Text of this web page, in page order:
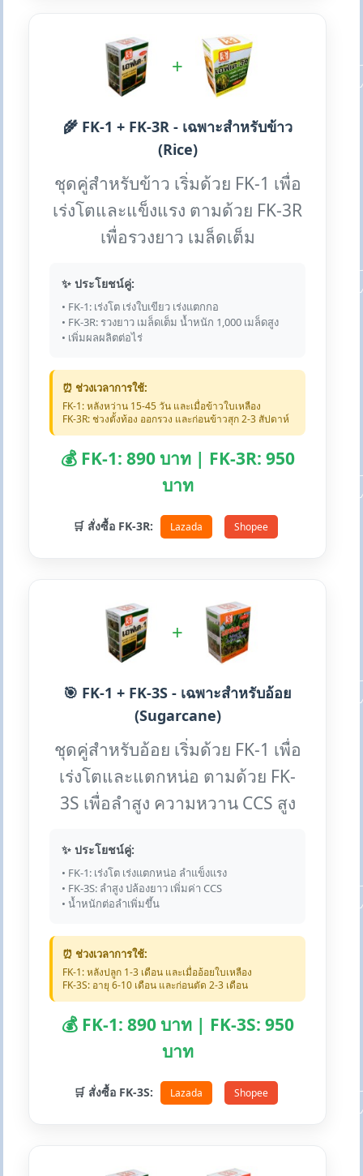
+
🌾 FK-1 + FK-3R - เฉพาะสำหรับข้าว
(Rice)
ชุดคู่สำหรับข้าว เริ่มด้วย FK-1 เพื่อ
เร่งโตและแข็งแรง ตามด้วย FK-3R
เพื่อรวงยาว เมล็ดเต็ม
✨ ประโยชน์คู่:
• FK-1: เร่งโต เร่งใบเขียว เร่งแตกกอ
• FK-3R: รวงยาว เมล็ดเต็ม น้ำหนัก 1,000 เมล็ดสูง
• เพิ่มผลผลิตต่อไร่
⏰ ช่วงเวลาการใช้:
FK-1: หลังหว่าน 15-45 วัน และเมื่อข้าวใบเหลือง
FK-3R: ช่วงตั้งท้อง ออกรวง และก่อนข้าวสุก 2-3 สัปดาห์
💰 FK-1: 890 บาท | FK-3R: 950
บาท
🛒 สั่งซื้อ FK-3R: Lazada Shopee
+
🎯 FK-1 + FK-3S - เฉพาะสำหรับอ้อย
(Sugarcane)
ชุดคู่สำหรับอ้อย เริ่มด้วย FK-1 เพื่อ
เร่งโตและแตกหน่อ ตามด้วย FK-
3S เพื่อลำสูง ความหวาน CCS สูง
✨ ประโยชน์คู่:
• FK-1: เร่งโต เร่งแตกหน่อ ลำแข็งแรง
• FK-3S: ลำสูง ปล้องยาว เพิ่มค่า CCS
• น้ำหนักต่อลำเพิ่มขึ้น
⏰ ช่วงเวลาการใช้:
FK-1: หลังปลูก 1-3 เดือน และเมื่ออ้อยใบเหลือง
FK-3S: อายุ 6-10 เดือน และก่อนตัด 2-3 เดือน
💰 FK-1: 890 บาท | FK-3S: 950
บาท
🛒 สั่งซื้อ FK-3S: Lazada Shopee